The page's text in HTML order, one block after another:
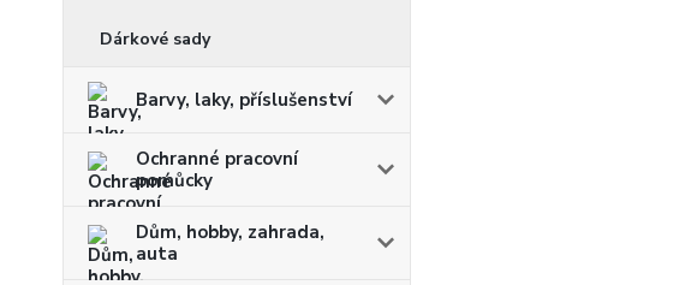
Dárkové sady
Barvy, laky, příslušenství
Ochranné pracovní
pomůcky
Dům, hobby, zahrada,
auta